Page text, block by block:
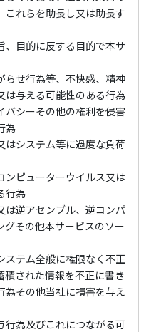
これらを助長し又は助長す
目的に反する目的で本サ
せ行為等、不快感、精神
は与える可能性のある行為
シーその他の権利を侵害
為
システム等に過度な負荷
ピューターウイルス又は
行為
逆アセンブル、逆コンパ
グその他本サービスのソー
テム全般に権限なく不正
積された情報を不正に書き
為その他当社に損害を与え
為及びこれにつながる可